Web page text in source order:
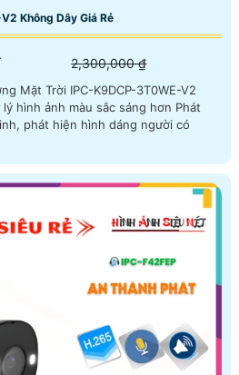
Không Dây Giá Rẻ
2,300,000 ₫
Mặt Trời IPC-K9DCP-3T0WE-V2
hình ảnh màu sắc sáng hơn Phát
phát hiện hình dáng người có